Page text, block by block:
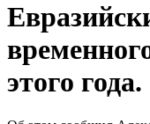
этого года.